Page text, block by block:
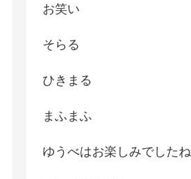
お笑い
そらる
ひきまる
まふまふ
ゆうべはお楽しみでしたね